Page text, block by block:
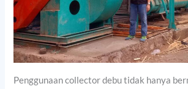
Penggunaan collector debu tidak hanya